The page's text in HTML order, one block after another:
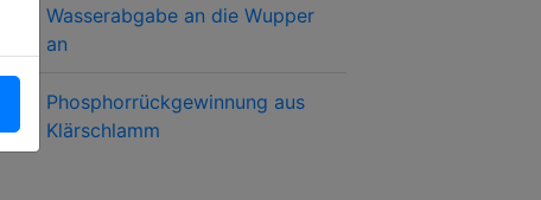
Wasserabgabe an die Wupper
an
Phosphorrückgewinnung aus
Klärschlamm